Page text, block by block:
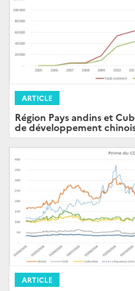
ARTICLE
Région Pays andins et
de développement
ARTICLE